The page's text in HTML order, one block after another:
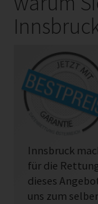
Innsbruck
für die
dieses
uns zum